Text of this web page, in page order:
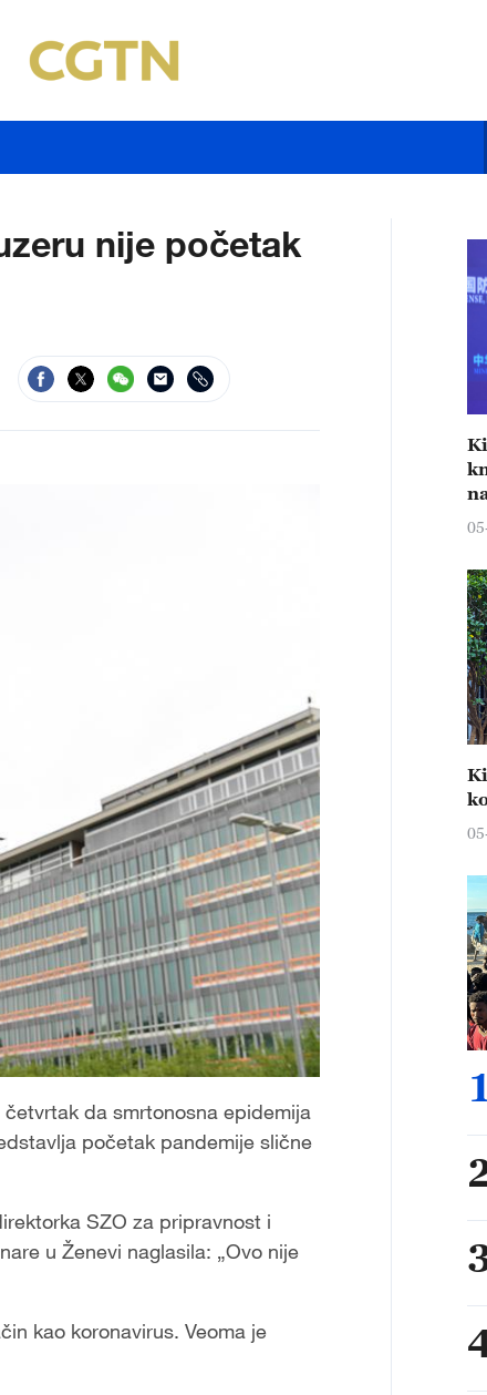
nije početak
da smrtonosna epidemija
početak pandemije slične
SZO za pripravnost i
u Ženevi naglasila: „Ovo nije
kao koronavirus. Veoma je